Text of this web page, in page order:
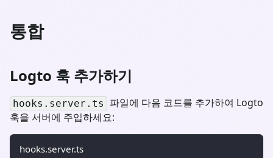
통합
Logto 훅 추가하기
hooks.server.ts
파일에 다음 코드를 추가하여 Logto
훅을 서버에 주입하세요:
hooks.server.ts